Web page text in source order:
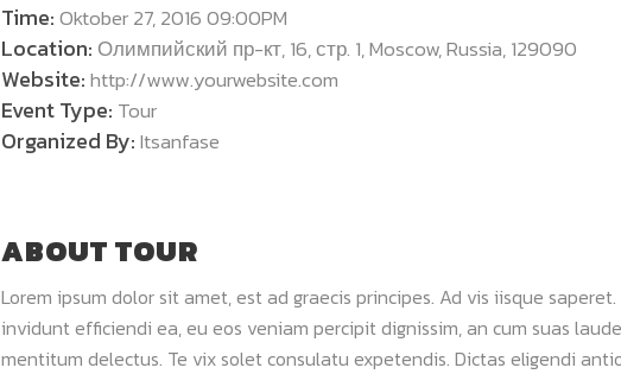
Time:Oktober 27, 2016 09:00PM
Location: Олимпийский пр-кт, 16, стр. 1, Moscow, Russia, 129090
Website:http://www.yourwebsite.com
Event Type: Tour
Organized By:Itsanfase
ABOUT TOUR
Lorem ipsum dolor sit amet, est ad graecis principes. Ad vis iisque
invidunt efficiendi ea, eu eos veniam percipit dignissim, an cum suas
mentitum delectus. Te vix solet consulatu expetendis. Dictas eligendi